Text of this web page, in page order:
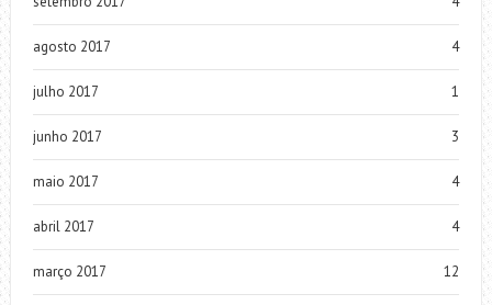
agosto 2017 4
julho 2017 1
junho 2017 3
maio 2017 4
abril 2017 4
março 2017 12